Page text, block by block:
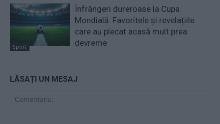
Sport
Înfrângeri dureroase la Cupa
Mondială. Favoritele și revelațiile
care au plecat acasă mult prea
devreme
LĂSAȚI UN MESAJ